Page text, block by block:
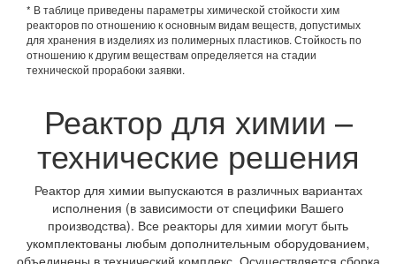
* В таблице приведены параметры химической стойкости хим
реакторов по отношению к основным видам веществ, допустимых
для хранения в изделиях из полимерных пластиков. Стойкость по
отношению к другим веществам определяется на стадии
технической прорабоки заявки.
Реактор для химии –
технические решения
Реактор для химии выпускаются в различных вариантах
исполнения (в зависимости от специфики Вашего
производства). Все реакторы для химии могут быть
укомплектованы любым дополнительным оборудованием,
объединены в технический комплекс. Осуществляется сборка